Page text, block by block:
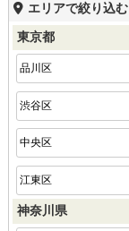
エリアで絞り込む
東京都
品川区
渋谷区
中央区
江東区
神奈川県